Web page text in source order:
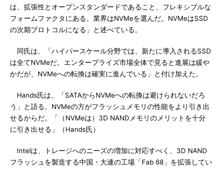
は、拡張性とオープンスタンダードであること、フレキシブルな
フォームファクタにある。業界はNVMeを選んだ。NVMeはSSD
の次期プロトコルになる」と述べている。
同氏は、「ハイパースケール分野では、新たに導入されるSSD
は全てNVMeだ。エンタープライズ市場全体で見ると進展は緩や
かだが、NVMeへの転換は確実に進んでいる」と付け加えた。
Hands氏は、「SATAからNVMeへの転換は避けられないだろ
う」と語る。NVMeの方がフラッシュメモリの性能をより引き出
せるからだ。「（NVMeは）3D NANDメモリのメリットを十分
に引き出せる」（Hands氏）
Intelは、トレージへのニーズの増加に対応すべく、3D NAND
フラッシュを製造する中国・大連の工場「Fab 68」を拡張してい